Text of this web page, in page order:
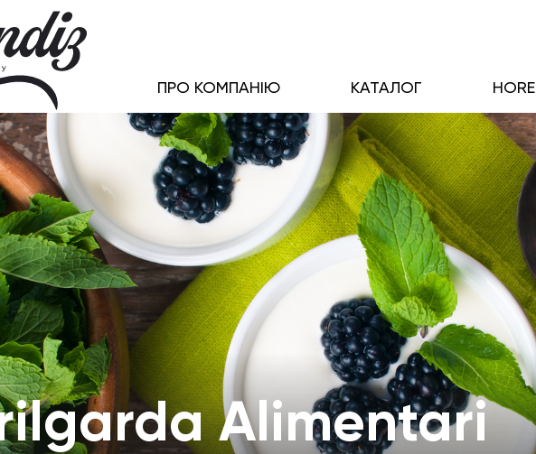
ПРО КОМПАНІЮ КАТАЛОГ
Alimentari